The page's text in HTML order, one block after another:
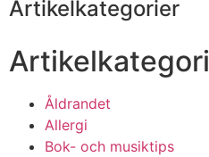
Artikelkategorier
Artikelkategori
Åldrandet
Allergi
Bok- och musiktips